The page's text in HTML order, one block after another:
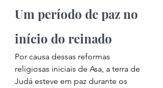
Um período de paz no
início do reinado
Por causa dessas reformas
religiosas iniciais de Asa, a terra de
Judá esteve em paz durante os